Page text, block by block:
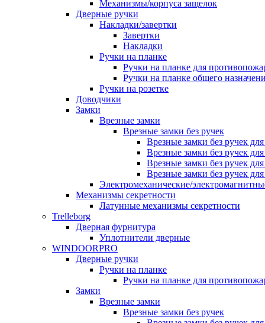
Механизмы/корпуса защелок
Дверные ручки
Накладки/завертки
Завертки
Накладки
Ручки на планке
Ручки на планке для
Ручки на планке общего
Ручки на розетке
Доводчики
Замки
Врезные замки
Врезные замки без ручек
Врезные замки без ручек
Врезные замки без ручек
Врезные замки без ручек
Врезные замки без ручек
Электромеханические/
Механизмы секретности
Латунные механизмы секретности
Trelleborg
Дверная фурнитура
Уплотнители дверные
WINDOORPRO
Дверные ручки
Ручки на планке
Ручки на планке для
Замки
Врезные замки
Врезные замки без ручек